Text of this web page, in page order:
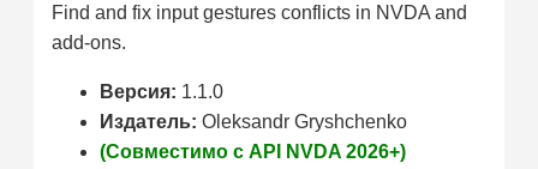
Find and fix input gestures conflicts in NVDA and
add-ons.
Версия: 1.1.0
Издатель: Oleksandr Gryshchenko
(Совместимо с API NVDA 2026+)